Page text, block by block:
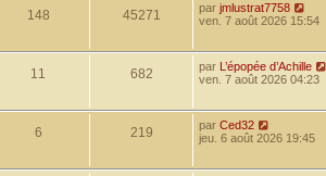
148 45271 par jmlustrat7758
ven. 7 août 2026 15:54
11 682 par L’épopée d’Achille
ven. 7 août 2026 04:23
6 219 par Ced32
jeu. 6 août 2026 19:45